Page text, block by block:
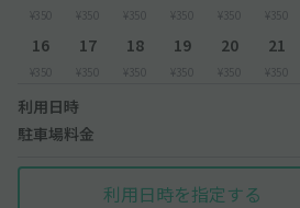
¥350 ¥350 ¥350 ¥350 ¥350 ¥350
16
¥350
17
¥350
18
¥350
19
¥350
20
¥350
21
¥350
利用日時
駐車場料金
利用日時を指定する